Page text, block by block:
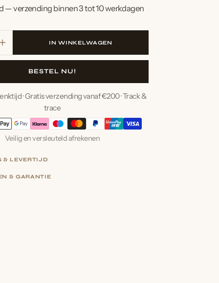
niet
niet
of
beschikbaar
of
beschikbaar
of
beschikbaar
— verzending binnen 3 tot 10 werkdagen
Verhoog
aantal
Vuurtoren
Texel
IN WINKELWAGEN
BESTEL NU!
· Gratis verzending vanaf €200 · Track &
trace
Veilig en versleuteld afrekenen
& LEVERTIJD
& LEVERTIJD
& GARANTIE